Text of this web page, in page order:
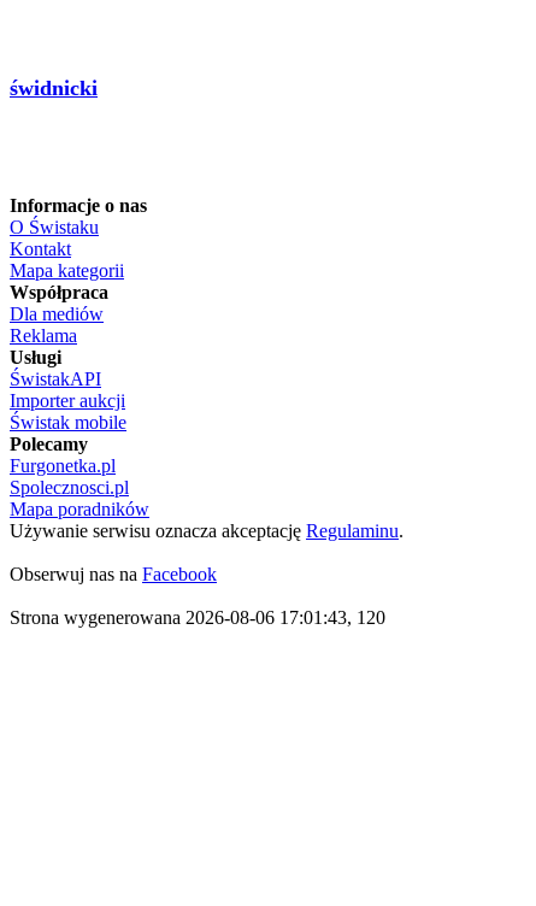
świdnicki
Informacje o nas
O Świstaku
Kontakt
Mapa kategorii
Współpraca
Dla mediów
Reklama
Usługi
ŚwistakAPI
Importer aukcji
Świstak mobile
Polecamy
Furgonetka.pl
Spolecznosci.pl
Mapa poradników
Używanie serwisu oznacza akceptację Regulaminu.
Obserwuj nas na Facebook
Strona wygenerowana 2026-08-06 17:01:43, 120